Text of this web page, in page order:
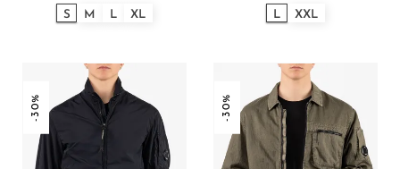
S M L XL L XXL
-30% -30%